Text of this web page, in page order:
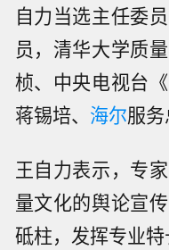
自力当选主任委
员，清华大学质
桢、中央电视台
蒋锡培、 海尔服
王自力表示，专
量文化的舆论宣
砥柱，发挥专业特